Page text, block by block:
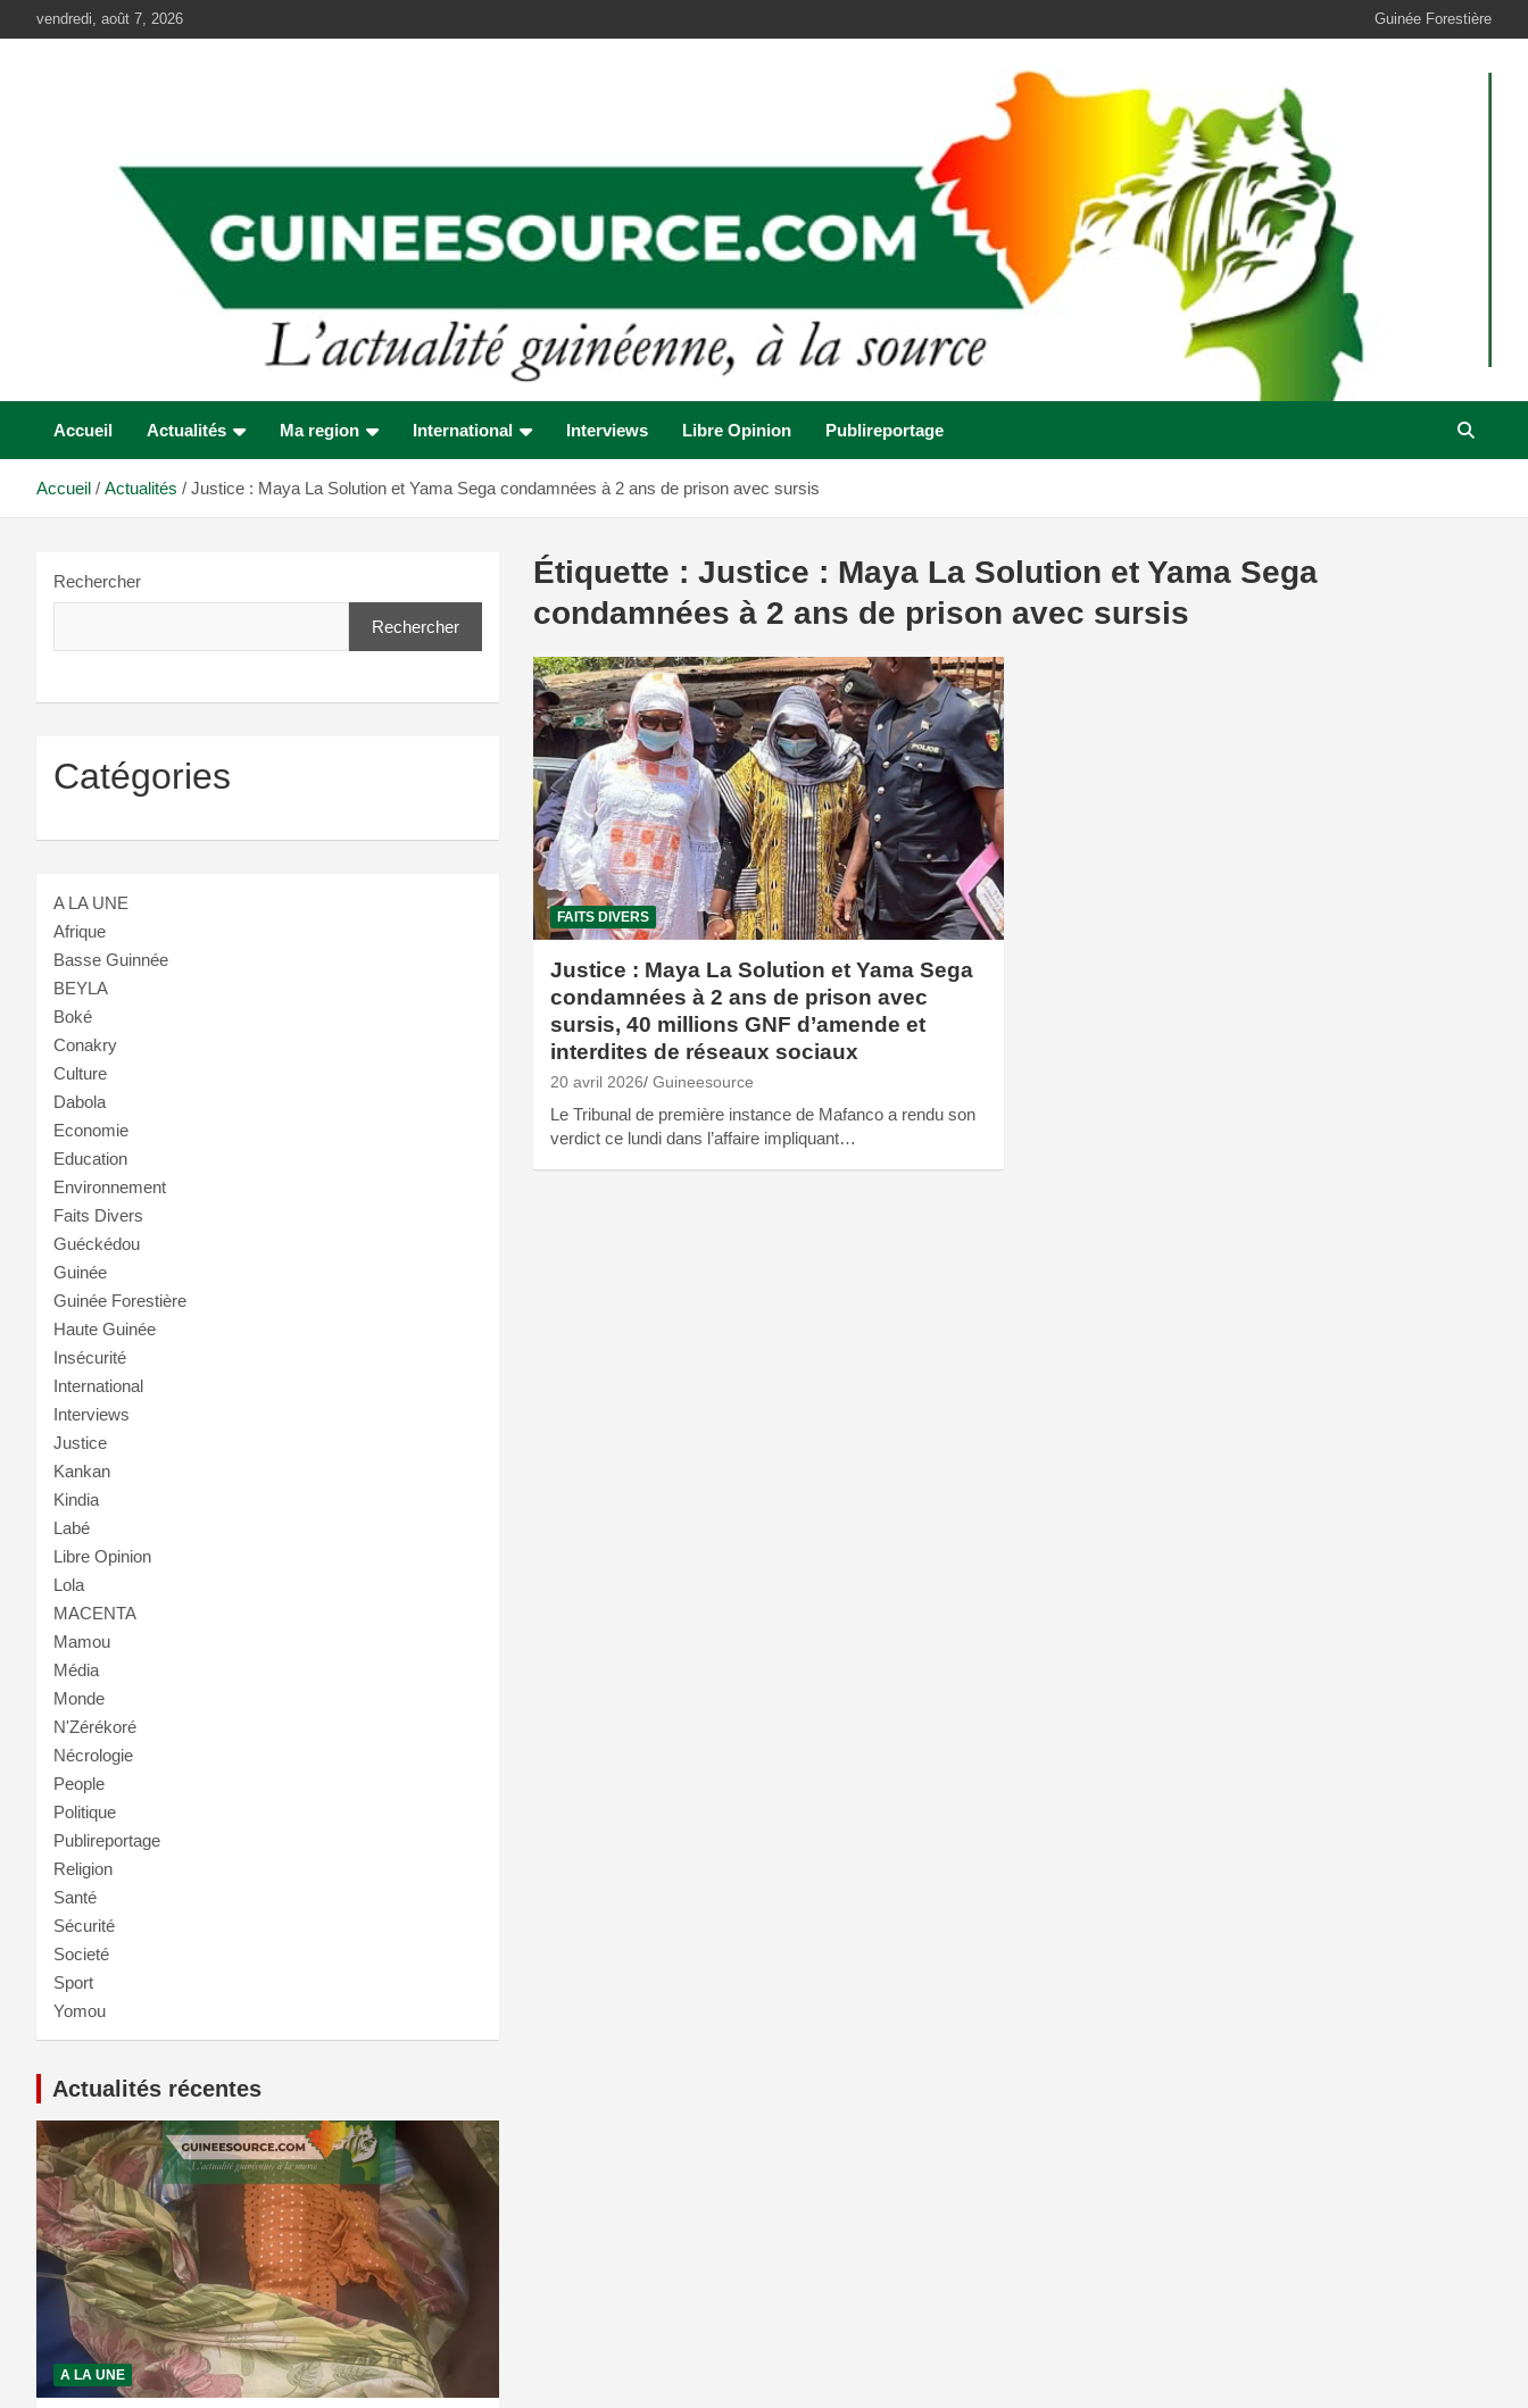
au
vendredi, août 7, 2026 Guinée Forestière
Accueil Actualités Ma region International Interviews Libre Opinion Publireportage
Accueil Actualités Justice : Maya La Solution et Yama Sega condamnées à 2 ans de prison avec sursis
Étiquette : Justice : Maya La Solution et Yama Sega
condamnées à 2 ans de prison avec sursis
FAITS DIVERS
Justice : Maya La Solution et Yama Sega
condamnées à 2 ans de prison avec
sursis, 40 millions GNF d’amende et
interdites de réseaux sociaux
20 avril 2026 Guineesource
Le Tribunal de première instance de Mafanco a rendu son
verdict ce lundi dans l’affaire impliquant…
Rechercher
Rechercher
Catégories
A LA UNE
Afrique
Basse Guinnée
BEYLA
Boké
Conakry
Culture
Dabola
Economie
Education
Environnement
Faits Divers
Guéckédou
Guinée
Guinée Forestière
Haute Guinée
Insécurité
International
Interviews
Justice
Kankan
Kindia
Labé
Libre Opinion
Lola
MACENTA
Mamou
Média
Monde
N'Zérékoré
Nécrologie
People
Politique
Publireportage
Religion
Santé
Sécurité
Societé
Sport
Yomou
Actualités récentes
A LA UNE